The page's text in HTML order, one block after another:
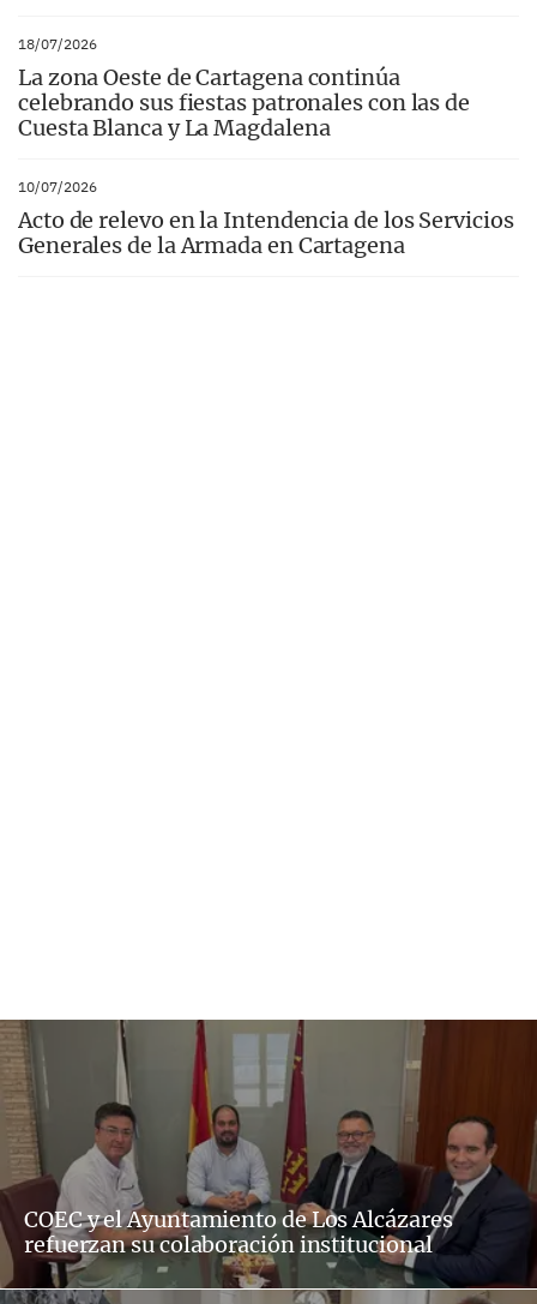
18/07/2026
La zona Oeste de Cartagena continúa
celebrando sus fiestas patronales con las de
Cuesta Blanca y La Magdalena
10/07/2026
Acto de relevo en la Intendencia de los Servicios
Generales de la Armada en Cartagena
COEC y el Ayuntamiento de Los Alcázares
refuerzan su colaboración institucional